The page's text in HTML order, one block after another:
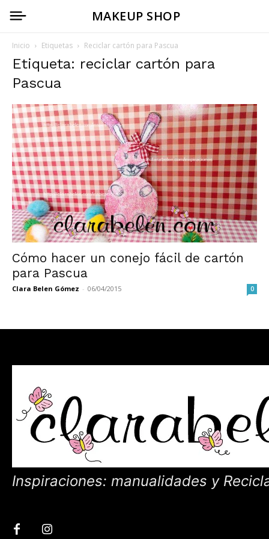
MAKEUP SHOP
Inicio Etiquetas Reciclar cartón para Pascua
Etiqueta: reciclar cartón para
Pascua
Cómo hacer un conejo fácil de cartón
para Pascua
Clara Belen Gómez - 06/04/2015 0
Inspiraciones: manualidades y